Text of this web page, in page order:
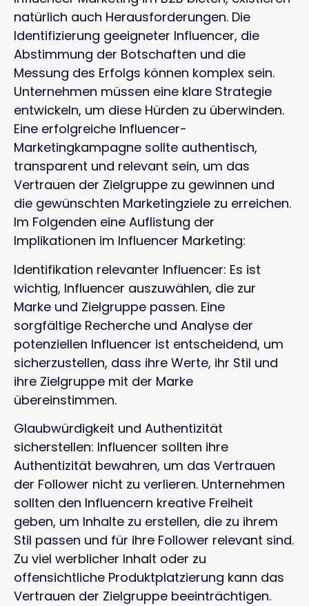
natürlich auch Herausforderungen. Die
Identifizierung geeigneter Influencer, die
Abstimmung der Botschaften und die
Messung des Erfolgs können komplex sein.
Unternehmen müssen eine klare Strategie
entwickeln, um diese Hürden zu überwinden.
Eine erfolgreiche Influencer-
Marketingkampagne sollte authentisch,
transparent und relevant sein, um das
Vertrauen der Zielgruppe zu gewinnen und
die gewünschten Marketingziele zu erreichen.
Im Folgenden eine Auflistung der
Implikationen im Influencer Marketing:
Identifikation relevanter Influencer: Es ist
wichtig, Influencer auszuwählen, die zur
Marke und Zielgruppe passen. Eine
sorgfältige Recherche und Analyse der
potenziellen Influencer ist entscheidend, um
sicherzustellen, dass ihre Werte, ihr Stil und
ihre Zielgruppe mit der Marke
übereinstimmen.
Glaubwürdigkeit und Authentizität
sicherstellen: Influencer sollten ihre
Authentizität bewahren, um das Vertrauen
der Follower nicht zu verlieren. Unternehmen
sollten den Influencern kreative Freiheit
geben, um Inhalte zu erstellen, die zu ihrem
Stil passen und für ihre Follower relevant sind.
Zu viel werblicher Inhalt oder zu
offensichtliche Produktplatzierung kann das
Vertrauen der Zielgruppe beeinträchtigen.